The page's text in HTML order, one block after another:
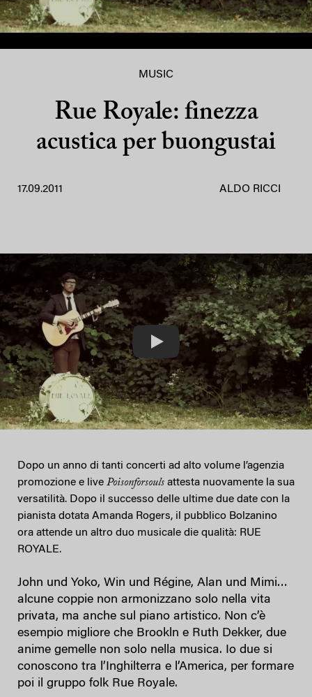
MUSIC
Rue Royale: finezza
acustica per buongustai
17.09.2011 ALDO RICCI
Dopo un anno di tanti concerti ad alto volume l’agenzia
promozione e live Poisonforsouls attesta nuovamente la sua
versatilità. Dopo il successo delle ultime due date con la
pianista dotata Amanda Rogers, il pubblico Bolzanino
ora attende un altro duo musicale die qualità: RUE
ROYALE.
John und Yoko, Win und Régine, Alan und Mimi…
alcune coppie non armonizzano solo nella vita
privata, ma anche sul piano artistico. Non c’è
esempio migliore che Brookln e Ruth Dekker, due
anime gemelle non solo nella musica. Io due si
conoscono tra l’Inghilterra e l’America, per formare
poi il gruppo folk Rue Royale.